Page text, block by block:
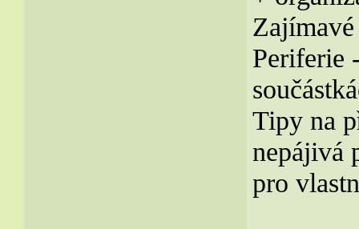
Periferie
Tipy na
nepájivá
pro